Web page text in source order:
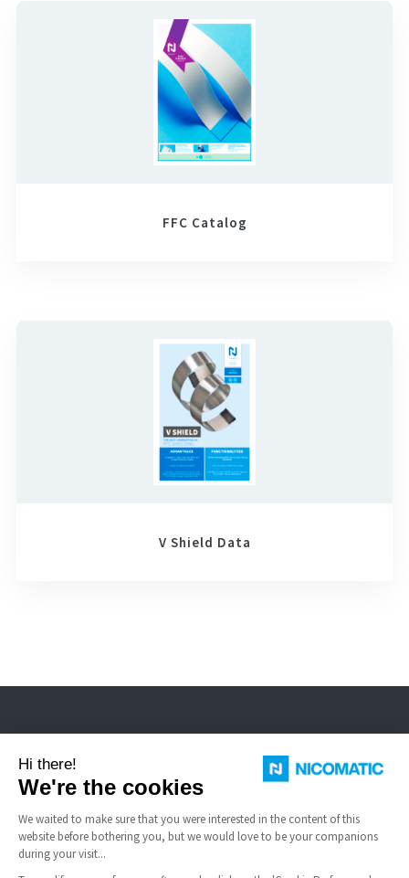
FFC Catalog
V Shield Data
Steckverbindern für raue Umgebungen, FFC-Kabel und Schnappkuppeln.
NÜTZLICHE LINKS